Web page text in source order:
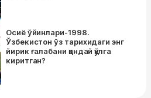
Осиё ўйинлари-1998.
Ўзбекистон ўз тарихидаги энг
йирик ғалабани қандай қўлга
киритган?